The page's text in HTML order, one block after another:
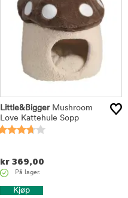
Little&BiggerMushroom
Love Kattehule Sopp
kr 369,00
På lager.
Kjøp